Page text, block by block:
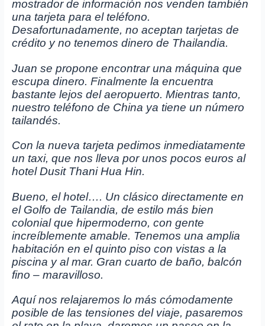
mostrador de información nos venden también
una tarjeta para el teléfono.
Desafortunadamente, no aceptan tarjetas de
crédito y no tenemos dinero de Thailandia.
Juan se propone encontrar una máquina que
escupa dinero. Finalmente la encuentra
bastante lejos del aeropuerto. Mientras tanto,
nuestro teléfono de China ya tiene un número
tailandés.
Con la nueva tarjeta pedimos inmediatamente
un taxi, que nos lleva por unos pocos euros al
hotel Dusit Thani Hua Hin.
Bueno, el hotel…. Un clásico directamente en
el Golfo de Tailandia, de estilo más bien
colonial que hipermoderno, con gente
increíblemente amable. Tenemos una amplia
habitación en el quinto piso con vistas a la
piscina y al mar. Gran cuarto de baño, balcón
fino – maravilloso.
Aquí nos relajaremos lo más cómodamente
posible de las tensiones del viaje, pasaremos